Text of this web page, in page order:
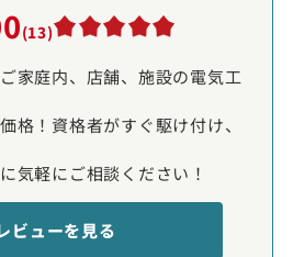
(13)
家庭内、店舗、施設の電気工
格！資格者がすぐ駆け付け、
気軽にご相談ください！
ビューを見る